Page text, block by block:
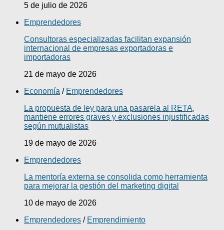
5 de julio de 2026
Emprendedores
Consultoras especializadas facilitan expansión
internacional de empresas exportadoras e
importadoras
21 de mayo de 2026
Economía / Emprendedores
La propuesta de ley para una pasarela al RETA,
mantiene errores graves y exclusiones injustificadas
según mutualistas
19 de mayo de 2026
Emprendedores
La mentoría externa se consolida como herramienta
para mejorar la gestión del marketing digital
10 de mayo de 2026
Emprendedores / Emprendimiento